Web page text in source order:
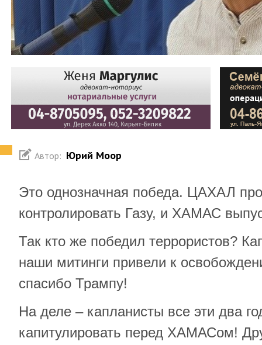
Автор: Юрий Моор
Это однозначная победа. ЦАХАЛ
контролировать Газу, и ХАМАС
Так кто же победил террористов?
наши митинги привели к
спасибо Трампу!
На деле – капланисты все эти два
капитулировать перед ХАМАСом!